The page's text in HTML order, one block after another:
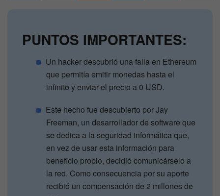
PUNTOS IMPORTANTES:
Un hacker descubrió una falla en Ethereum
que permitía emitir monedas hasta el
infinito y enviar el precio a 0 USD.
Este hecho fue descubierto por Jay
Freeman, un desarrollador de software que
se dedica a la seguridad informática que,
en vez de usar esta información para
beneficio propio, decidió comunicárselo a
la red. Como consecuencia por su aporte
recibió un compensación de 2 millones de